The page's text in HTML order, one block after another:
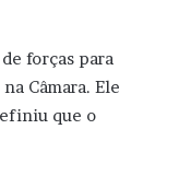
forças para
Câmara. Ele
que o